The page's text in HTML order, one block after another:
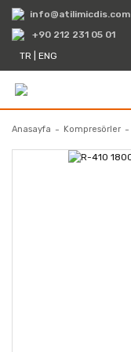
info@atilimicdis.com
+90 212 231 05 01
TR
ENG
Anasayfa Kompresörler